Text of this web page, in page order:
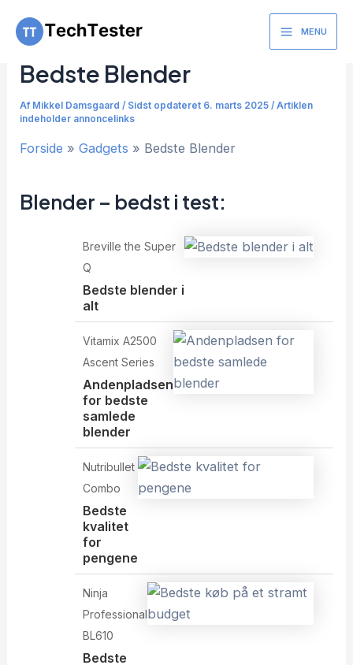
Main
MENU
Bedste Blender
Af Mikkel Damsgaard/ Sidst opdateret 6. marts 2025 / Artiklen
indeholder annoncelinks
Forside Gadgets Bedste Blender
Blender – bedst i test:
Breville the Super
Q
Bedste blender i
alt
Vitamix A2500
Ascent Series
Andenpladsen
for bedste
samlede
blender
Nutribullet
Combo
Bedste
kvalitet
for
pengene
Ninja
Professional
BL610
Bedste